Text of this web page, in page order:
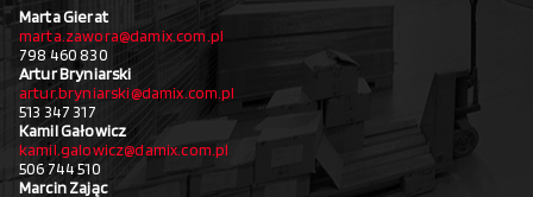
Marta Gierat
marta.zawora@damix.com.pl
798 460 830
Artur Bryniarski
artur.bryniarski@damix.com.pl
513 347 317
Kamil Gałowicz
kamil.galowicz@damix.com.pl
506 744 510
Marcin Zając